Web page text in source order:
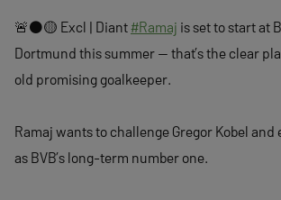
🚨⚫️🟡 Excl | Diant#Ramaj is set to start at
Dortmund this summer — that’s the clear
old promising goalkeeper.
Ramaj wants to challenge Gregor Kobel
as BVB’s long-term number one.